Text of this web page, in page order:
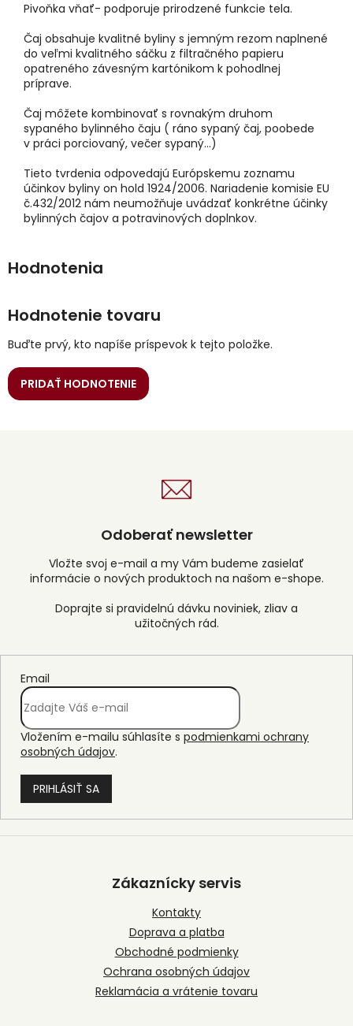
Pivoňka vňať- podporuje prirodzené funkcie tela.
Čaj obsahuje kvalitné byliny s jemným rezom naplnené
do veľmi kvalitného sáčku z filtračného papieru
opatreného závesným kartónikom k pohodlnej
príprave.
Čaj môžete kombinovať s rovnakým druhom
sypaného bylinného čaju ( ráno sypaný čaj, poobede
v práci porciovaný, večer sypaný...)
Tieto tvrdenia odpovedajú Európskemu zoznamu
účinkov byliny on hold 1924/2006. Nariadenie komisie EU
č.432/2012 nám neumožňuje uvádzať konkrétne účinky
bylinných čajov a potravinových doplnkov.
Hodnotenie tovaru
Buďte prvý, kto napíše príspevok k tejto položke.
PRIDAŤ HODNOTENIE
Odoberať newsletter
Vložte svoj e-mail a my Vám budeme zasielať
informácie o nových produktoch na našom e-shope.
Email
Vložením e-mailu súhlasíte s podmienkami ochrany
osobných údajov.
PRIHLÁSIŤ SA
Z
Zákaznícky servis
Kontakty
Doprava a platba
Obchodné podmienky
Ochrana osobných údajov
Reklamácia a vrátenie tovaru